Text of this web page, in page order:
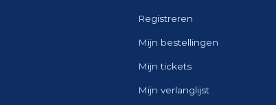
Registreren
Mijn bestellingen
Mijn tickets
Mijn verlanglijst